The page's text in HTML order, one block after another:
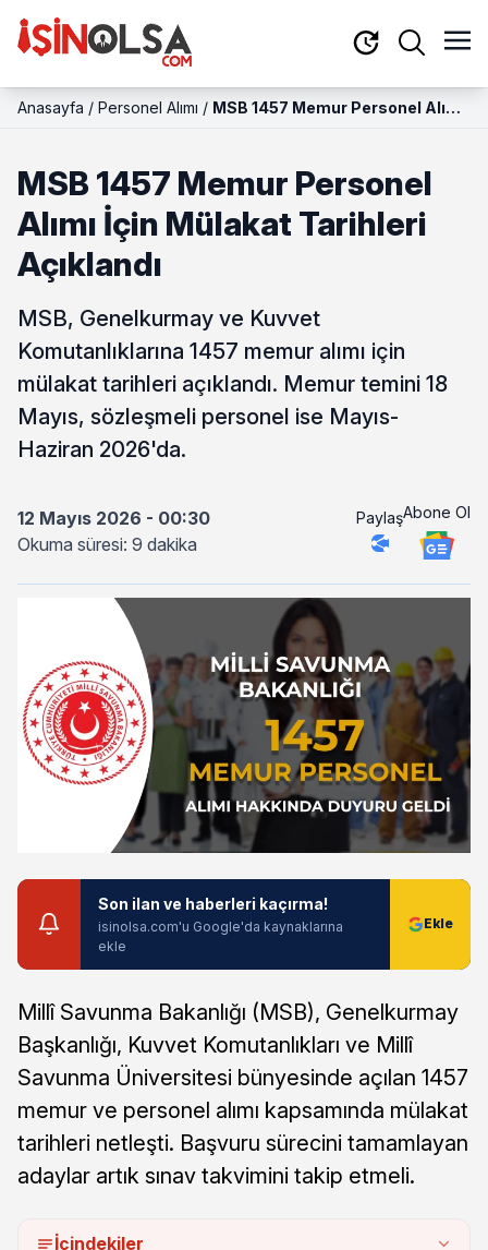
Anasayfa / Personel Alımı / MSB 1457 Memur Personel Alımı
MSB 1457 Memur Personel
Alımı İçin Mülakat Tarihleri
Açıklandı
MSB, Genelkurmay ve Kuvvet
Komutanlıklarına 1457 memur alımı için
mülakat tarihleri açıklandı. Memur temini 18
Mayıs, sözleşmeli personel ise Mayıs-
Haziran 2026'da.
12 Mayıs 2026 - 00:30
Okuma süresi: 9 dakika
PaylaşAbone Ol
Son ilan ve haberleri kaçırma!
isinolsa.com'u Google'da kaynaklarına
ekle
Millî Savunma Bakanlığı (MSB), Genelkurmay
Başkanlığı, Kuvvet Komutanlıkları ve Millî
Savunma Üniversitesi bünyesinde açılan 1457
memur ve personel alımı kapsamında mülakat
tarihleri netleşti. Başvuru sürecini tamamlayan
adaylar artık sınav takvimini takip etmeli.
İçindekiler